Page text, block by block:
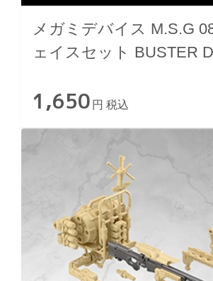
メガミデバイス M.S.G
ェイスセット BUSTER
1,650 円 税込